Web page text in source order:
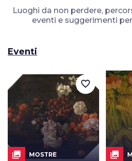
Luoghi da non perdere,
eventi e suggerimenti
Eventi
collections MOSTRE
favorite_border
collections